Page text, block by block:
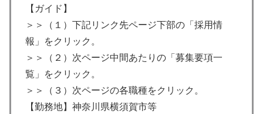
【ガイド】
＞＞（１）下記リンク先ページ下部の「採用情
報」をクリック。
＞＞（２）次ページ中間あたりの「募集要項一
覧」をクリック。
＞＞（３）次ページの各職種をクリック。
【勤務地】神奈川県横須賀市等